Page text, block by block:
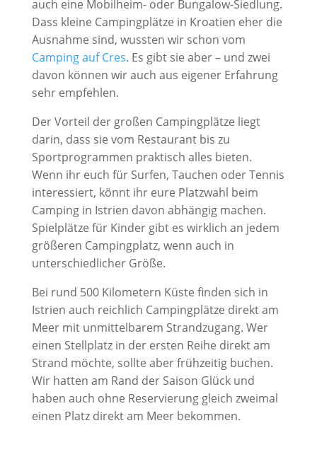
auch eine Mobilheim- oder Bungalow-Siedlung.
Dass kleine Campingplätze in Kroatien eher die
Ausnahme sind, wussten wir schon vom
Camping auf Cres. Es gibt sie aber – und zwei
davon können wir auch aus eigener Erfahrung
sehr empfehlen.
Der Vorteil der großen Campingplätze liegt
darin, dass sie vom Restaurant bis zu
Sportprogrammen praktisch alles bieten.
Wenn ihr euch für Surfen, Tauchen oder Tennis
interessiert, könnt ihr eure Platzwahl beim
Camping in Istrien davon abhängig machen.
Spielplätze für Kinder gibt es wirklich an jedem
größeren Campingplatz, wenn auch in
unterschiedlicher Größe.
Bei rund 500 Kilometern Küste finden sich in
Istrien auch reichlich Campingplätze direkt am
Meer mit unmittelbarem Strandzugang. Wer
einen Stellplatz in der ersten Reihe direkt am
Strand möchte, sollte aber frühzeitig buchen.
Wir hatten am Rand der Saison Glück und
haben auch ohne Reservierung gleich zweimal
einen Platz direkt am Meer bekommen.